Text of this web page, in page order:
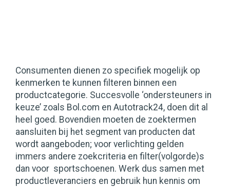
Consumenten dienen zo specifiek mogelijk op
kenmerken te kunnen filteren binnen een
productcategorie. Succesvolle ‘ondersteuners in
keuze’ zoals Bol.com en Autotrack24, doen dit al
heel goed. Bovendien moeten de zoektermen
aansluiten bij het segment van producten dat
wordt aangeboden; voor verlichting gelden
immers andere zoekcriteria en filter(volgorde)s
dan voor sportschoenen. Werk dus samen met
productleveranciers en gebruik hun kennis om